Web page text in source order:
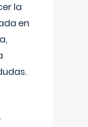
la
en